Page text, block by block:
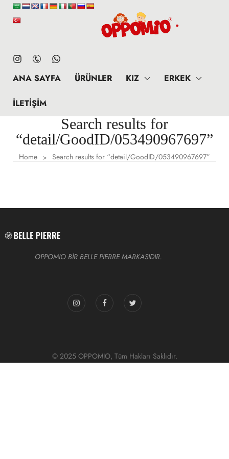
ANA SAYFA ÜRÜNLER KIZ ERKEK
İLETIŞIM
Search results for
“detail/GoodID/053490967697”
Home > Search results for “detail/GoodID/053490967697”
OPPOMIO BİR BELLE PIERRE MARKASIDIR.
© 2025 OPPOMIO, Tüm Hakları Saklıdır.